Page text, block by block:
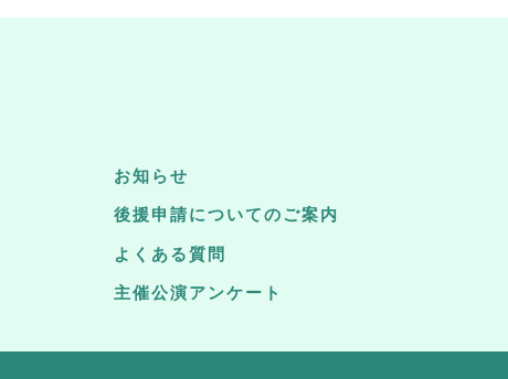
お知らせ
後援申請についてのご案内
よくある質問
主催公演アンケート